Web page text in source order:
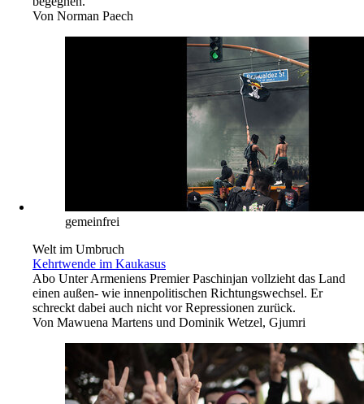
Von Norman Paech
gemeinfrei
Welt im Umbruch
Kehrtwende im Kaukasus
Abo Unter Armeniens Premier Paschinjan vollzieht das Land
einen außen- wie innenpolitischen Richtungswechsel. Er
schreckt dabei auch nicht vor Repressionen zurück.
Von Mawuena Martens und Dominik Wetzel, Gjumri